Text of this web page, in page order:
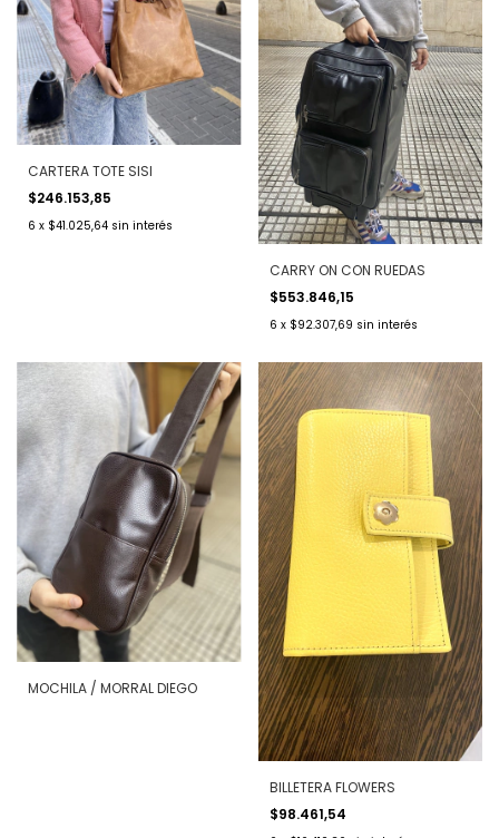
CARTERA TOTE SISI
$246.153,85
6 x $41.025,64 sin interés
CARRY ON CON RUEDAS
$553.846,15
6 x $92.307,69 sin interés
MOCHILA / MORRAL DIEGO
BILLETERA FLOWERS
$98.461,54